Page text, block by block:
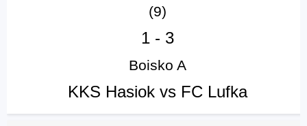
(9)
1 - 3
Boisko A
KKS Hasiok vs FC Lufka